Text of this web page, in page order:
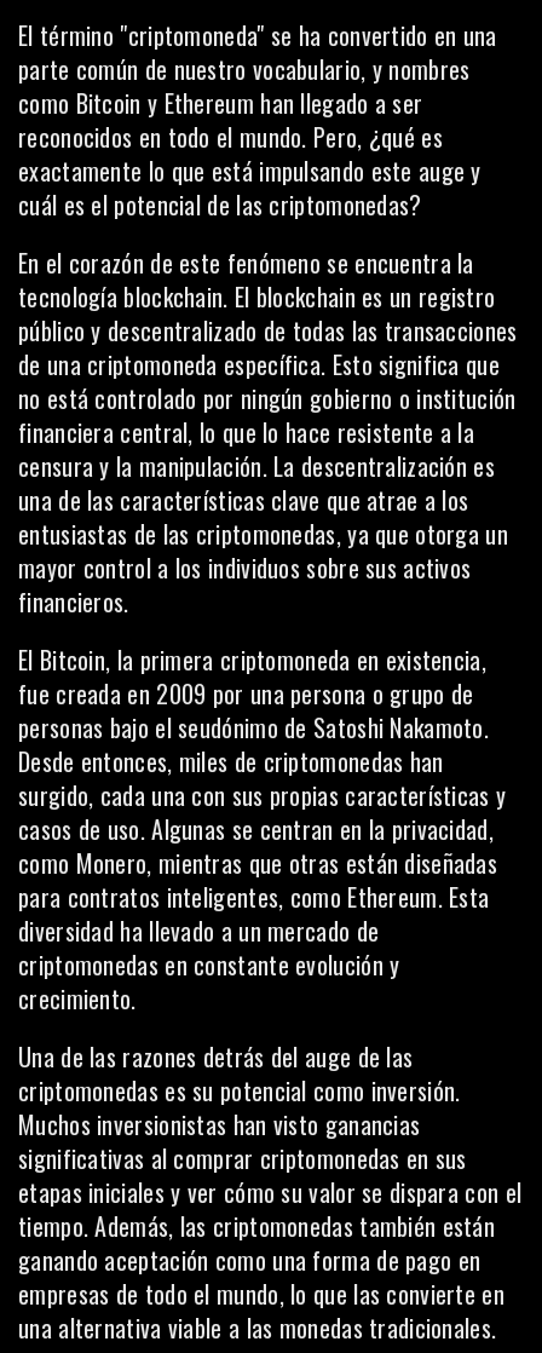
El término "criptomoneda" se ha convertido en una
parte común de nuestro vocabulario, y nombres
como Bitcoin y Ethereum han llegado a ser
reconocidos en todo el mundo. Pero, ¿qué es
exactamente lo que está impulsando este auge y
cuál es el potencial de las criptomonedas?
En el corazón de este fenómeno se encuentra la
tecnología blockchain. El blockchain es un registro
público y descentralizado de todas las transacciones
de una criptomoneda específica. Esto significa que
no está controlado por ningún gobierno o institución
financiera central, lo que lo hace resistente a la
censura y la manipulación. La descentralización es
una de las características clave que atrae a los
entusiastas de las criptomonedas, ya que otorga un
mayor control a los individuos sobre sus activos
financieros.
El Bitcoin, la primera criptomoneda en existencia,
fue creada en 2009 por una persona o grupo de
personas bajo el seudónimo de Satoshi Nakamoto.
Desde entonces, miles de criptomonedas han
surgido, cada una con sus propias características y
casos de uso. Algunas se centran en la privacidad,
como Monero, mientras que otras están diseñadas
para contratos inteligentes, como Ethereum. Esta
diversidad ha llevado a un mercado de
criptomonedas en constante evolución y
crecimiento.
Una de las razones detrás del auge de las
criptomonedas es su potencial como inversión.
Muchos inversionistas han visto ganancias
significativas al comprar criptomonedas en sus
etapas iniciales y ver cómo su valor se dispara con el
tiempo. Además, las criptomonedas también están
ganando aceptación como una forma de pago en
empresas de todo el mundo, lo que las convierte en
una alternativa viable a las monedas tradicionales.